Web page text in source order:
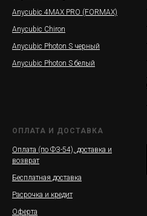
Anycubic 4MAX PRO (FORMAX)
Anycubic Chiron
Anycubic Photon S черный
Anycubic Photon S белый
ОПЛАТА И ДОСТАВКА
Оплата (по ФЗ-54), доставка и
возврат
Бесплатная доставка
Расрочка и кредит
Оферта